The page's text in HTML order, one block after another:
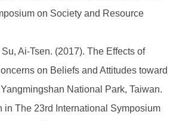
on Society and Resource
Ai-Tsen. (2017). The Effects of
on Beliefs and Attitudes toward
National Park, Taiwan.
in The 23rd International Symposium